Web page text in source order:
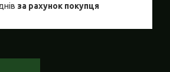
за рахунок покупця